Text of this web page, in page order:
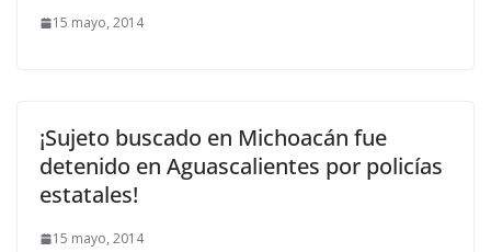
15 mayo, 2014
¡Sujeto buscado en Michoacán fue
detenido en Aguascalientes por policías
estatales!
15 mayo, 2014